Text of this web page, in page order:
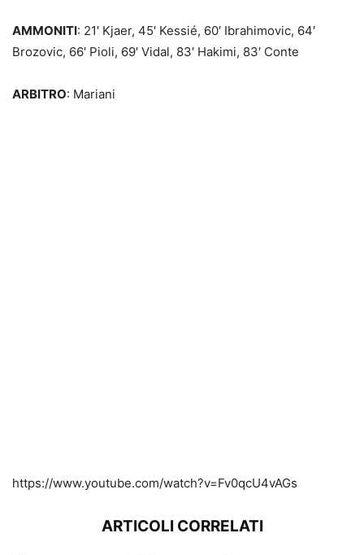
AMMONITI: 21′ Kjaer, 45′ Kessié, 60′ Ibrahimovic, 64′
Brozovic, 66′ Pioli, 69′ Vidal, 83′ Hakimi, 83′ Conte
ARBITRO: Mariani
https://www.youtube.com/watch?v=Fv0qcU4vAGs
ARTICOLI CORRELATI